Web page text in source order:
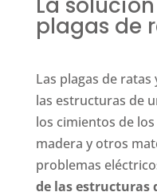
plagas de
Las plagas de
las estructuras de
los cimientos de
madera y otros
problemas
de las estructuras